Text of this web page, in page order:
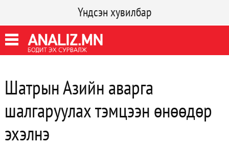
Үндсэн хувилбар
Шатрын Азийн аварга
шалгаруулах тэмцээн өнөөдөр
эхэлнэ